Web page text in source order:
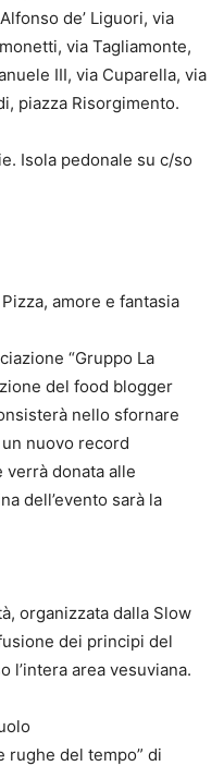
de’ Liguori, via
via Tagliamonte,
III, via Cuparella, via
piazza Risorgimento.
Isola pedonale su c/so
amore e fantasia
“Gruppo La
del food blogger
nello sfornare
nuovo record
verrà donata alle
dell’evento sarà la
organizzata dalla Slow
dei principi del
l’intera area vesuviana.
rughe del tempo” di